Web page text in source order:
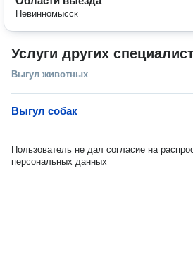
Невинномысск
Услуги других
Выгул животных
Выгул собак
Пользователь не дал согласие на
персональных данных